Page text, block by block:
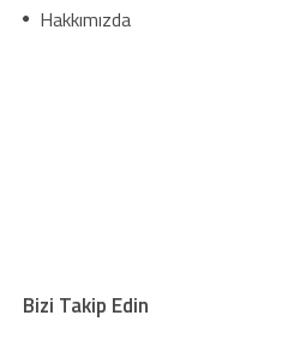
Hakkımızda
Bizi Takip Edin